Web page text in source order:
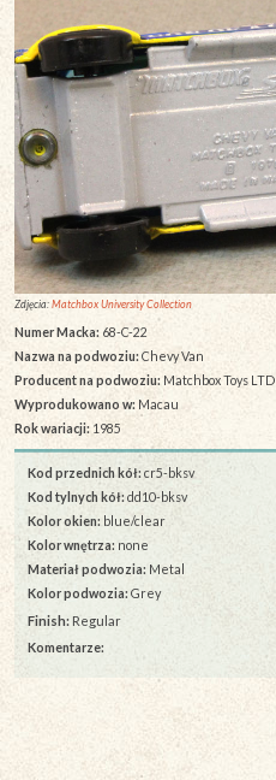
Zdjęcia:Matchbox University Collection
Numer Macka: 68-C-22
Nazwa na podwoziu:Chevy Van
Producent na podwoziu: Matchbox Toys LTD
Wyprodukowano w: Macau
Rok wariacji:1985
Kod przednich kół: cr5-bksv
Kod tylnych kół:dd10-bksv
Kolor okien: blue/clear
Kolor wnętrza: none
Materiał podwozia: Metal
Kolor podwozia: Grey
Finish: Regular
Komentarze: